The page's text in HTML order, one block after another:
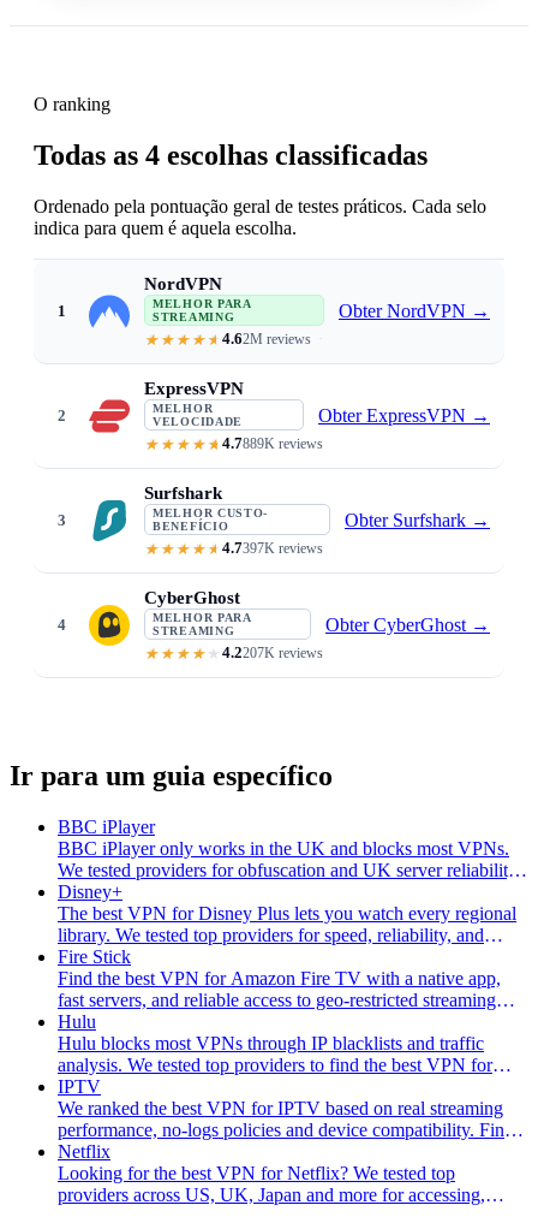
O ranking
Todas as 4 escolhas classificadas
Ordenado pela pontuação geral de testes práticos. Cada selo
indica para quem é aquela escolha.
1
NordVPN
MELHOR PARA
STREAMING
4.62M reviews
Obter NordVPN →
2
ExpressVPN
MELHOR
VELOCIDADE
4.7889K reviews
Obter ExpressVPN →
3
Surfshark
MELHOR CUSTO-
BENEFÍCIO
4.7397K reviews
Obter Surfshark →
4
CyberGhost
MELHOR PARA
STREAMING
4.2207K reviews
Obter CyberGhost →
Ir para um guia específico
BBC iPlayer
BBC iPlayer only works in the UK and blocks most VPNs.
We tested providers for obfuscation and UK server reliability.
See the best VPN for BBC iPlayer.
Disney+
The best VPN for Disney Plus lets you watch every regional
library. We tested top providers for speed, reliability, and
device support.
Fire Stick
Find the best VPN for Amazon Fire TV with a native app,
fast servers, and reliable access to geo-restricted streaming
libraries in 4K.
Hulu
Hulu blocks most VPNs through IP blacklists and traffic
analysis. We tested top providers to find the best VPN for
Hulu that works around blocks.
IPTV
We ranked the best VPN for IPTV based on real streaming
performance, no-logs policies and device compatibility. Find
the right one and get started now.
Netflix
Looking for the best VPN for Netflix? We tested top
providers across US, UK, Japan and more for accessing,